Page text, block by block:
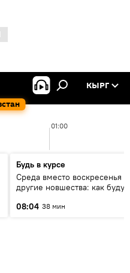
КЫРГ
01:00
Будь в курсе
Среда вместо воскресенья и
другие новшества: как будут
08:04 38 мин